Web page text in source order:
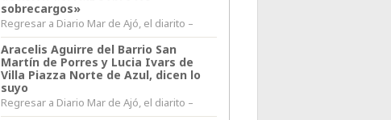
sobrecargos»
Regresar a Diario Mar de Ajó, el diarito –
Aracelis Aguirre del Barrio San
Martín de Porres y Lucia Ivars de
Villa Piazza Norte de Azul, dicen lo
suyo
Regresar a Diario Mar de Ajó, el diarito –